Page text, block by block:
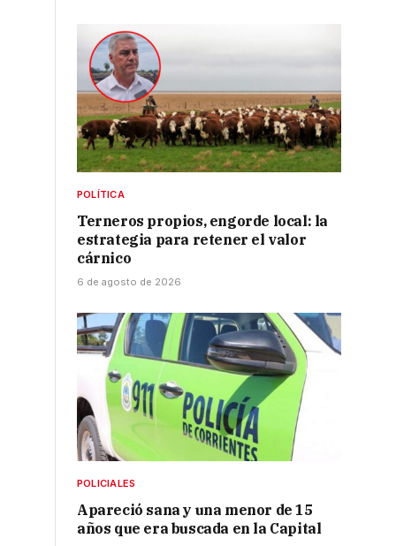
POLÍTICA
Terneros propios, engorde local: la
estrategia para retener el valor
cárnico
6 de agosto de 2026
POLICIALES
Apareció sana y una menor de 15
años que era buscada en la Capital